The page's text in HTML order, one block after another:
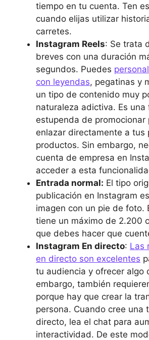
tiempo en tu cuenta. Ten
cuando elijas utilizar
carretes.
Instagram Reels: Se trata
breves con una duración
segundos. Puedes
con leyendas, pegatinas y
un tipo de contenido muy
naturaleza adictiva. Es una
estupenda de promocionar
enlazar directamente a tus
productos. Sin embargo,
cuenta de empresa en
acceder a esta
Entrada normal: El tipo
publicación en Instagram
imagen con un pie de foto.
tiene un máximo de 2.200
que debes hacer que
Instagram En directo: Las
en directo son excelentes
tu audiencia y ofrecer algo
embargo, también
porque hay que crear la
persona. Cuando cree una
directo, lea el chat para
interactividad. De este